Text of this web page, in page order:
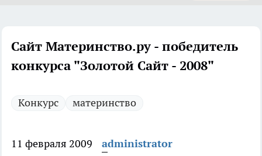
Сайт Материнство.ру - победитель
конкурса "Золотой Сайт - 2008"
Конкурс материнство
11 февраля 2009
administrator